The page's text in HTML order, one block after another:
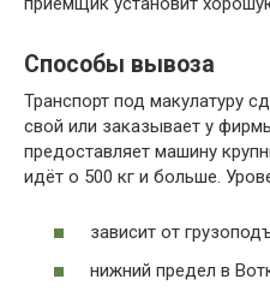
Способы вывоза
Транспорт под макулатуру
свой или заказывает у
предоставляет машину
идёт о 500 кг и больше.
зависит от
нижний предел в